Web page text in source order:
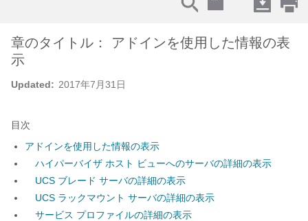
Updated: 2017年7月31日
章のタイトル： アドインを使用した情報の表
示
目次
アドインを使用した情報の表示
ハイパーバイザ ホスト ビューへのサーバの詳細の表示
UCS ブレード サーバの詳細の表示
UCS ラックマウント サーバの詳細の表示
サービス プロファイルの詳細の表示